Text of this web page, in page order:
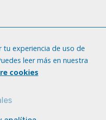
experiencia de uso de
leer más en nuestra
cookies